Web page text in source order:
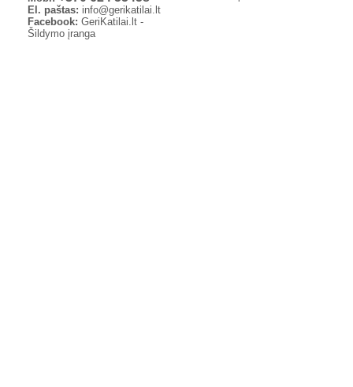
El. paštas: info@gerikatilai.lt
Facebook: GeriKatilai.lt -
Šildymo įranga